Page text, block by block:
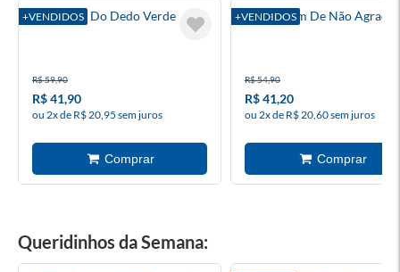
+VENDIDOS
O Menino Do Dedo Verde
R$ 59,90
R$ 41,90
ou 2x de R$ 20,95 sem juros
+VENDIDOS
A Coragem De Não Agradar
R$ 54,90
R$ 41,20
ou 2x de R$ 20,60 sem juros
Queridinhos da Semana: